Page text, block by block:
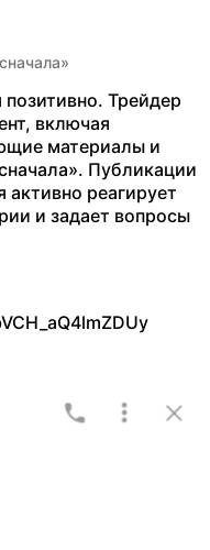
позитивно. Трейдер
включая
материалы и
Публикации
реагирует
и задает вопросы